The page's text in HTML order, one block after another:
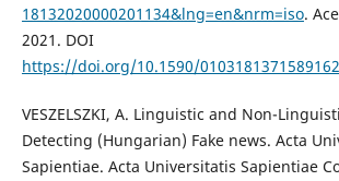
18132020000201134&lng=en&nrm=iso.
2021. DOI
https://doi.org/10.1590/
VESZELSZKI, A. Linguistic and Non-
Detecting (Hungarian) Fake news. Acta
Sapientiae. Acta Universitatis Sapientiae